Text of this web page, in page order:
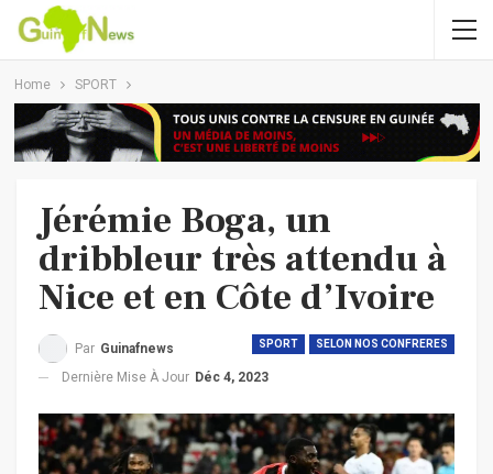
Home SPORT
Jérémie Boga, un
dribbleur très attendu à
Nice et en Côte d’Ivoire
SPORT SELON NOS CONFRERES
Par Guinafnews
Dernière Mise À Jour Déc 4, 2023